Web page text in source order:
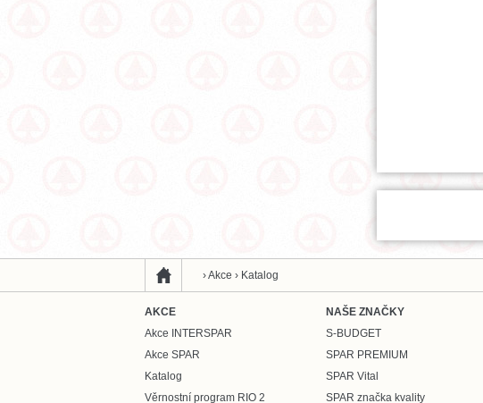
›Akce › Katalog
AKCE
Akce INTERSPAR
Akce SPAR
Katalog
Věrnostní program RIO 2
NAŠE ZNAČKY
S-BUDGET
SPAR PREMIUM
SPAR Vital
SPAR značka kvality